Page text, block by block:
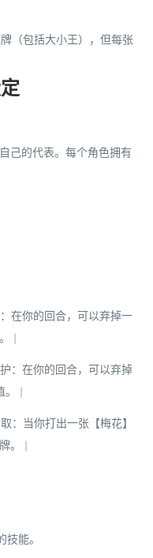
（包括大小王），但每张
己的代表。每个角色拥有
：在你的回合，可以弃掉一
|
：在你的回合，可以弃掉
。 |
：当你打出一张【梅花】
。 |
能。